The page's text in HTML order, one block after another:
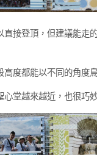
直接登頂，但建議能走
高度都能以不同的角度
心堂越來越近，也很巧